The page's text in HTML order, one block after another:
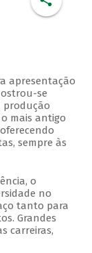
apresentação
se
produção
mais antigo
sempre às
o
no
tanto para
Grandes
carreiras,